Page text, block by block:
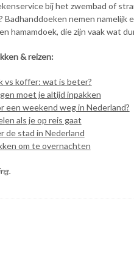
bij het zwembad of
Badhanddoeken nemen
hamamdoek, die zijn vaak wat
& reizen:
vs koffer: wat is beter?
moet je altijd inpakken
een weekend weg in Nederland?
als je op reis gaat
de stad in Nederland
om te overnachten